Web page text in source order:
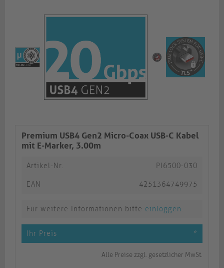
Premium USB4 Gen2 Micro-Coax USB-C Kabel
mit E-Marker, 3.00m
Artikel-Nr. PI6500-030
EAN 4251364749975
Für weitere Informationen bitte einloggen.
Ihr Preis *
Alle Preise zzgl. gesetzlicher MwSt.